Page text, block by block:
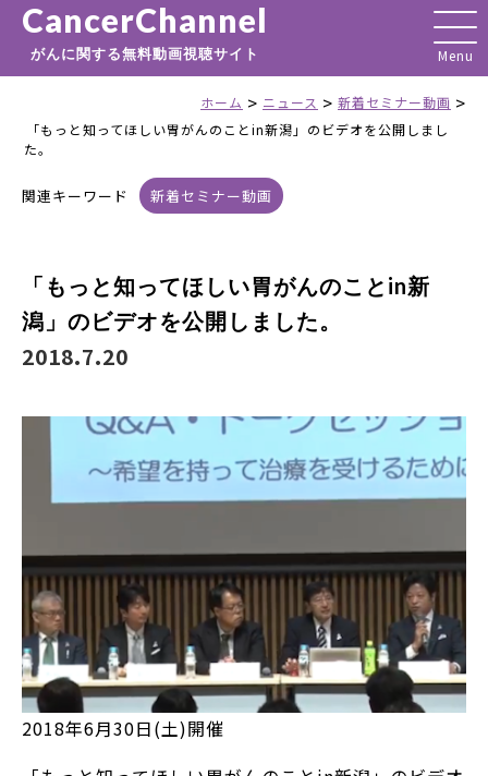
CancerChannel
がんに関する無料動画視聴サイト
ホーム > ニュース > 新着セミナー動画 >
「もっと知ってほしい胃がんのことin新潟」のビデオを公開しまし
た。
関連キーワード 新着セミナー動画
「もっと知ってほしい胃がんのことin新
潟」のビデオを公開しました。
2018.7.20
2018年6月30日(土)開催